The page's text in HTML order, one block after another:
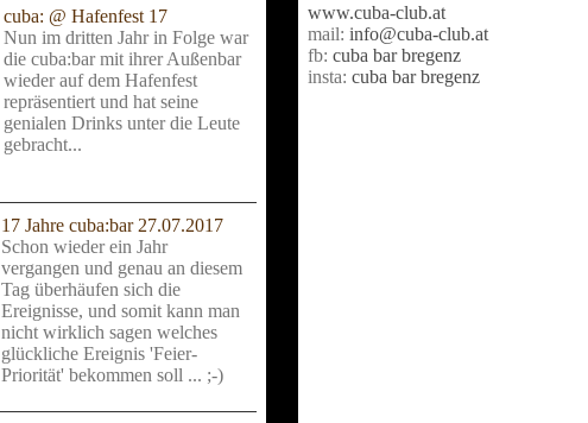
cuba: @ Hafenfest 17
Nun im dritten Jahr in Folge war
die cuba:bar mit ihrer Außenbar
wieder auf dem Hafenfest
repräsentiert und hat seine
genialen Drinks unter die Leute
gebracht...
17 Jahre cuba:bar 27.07.2017
Schon wieder ein Jahr
vergangen und genau an diesem
Tag überhäufen sich die
Ereignisse, und somit kann man
nicht wirklich sagen welches
glückliche Ereignis 'Feier-
Priorität' bekommen soll ... ;-)
www.cuba-club.at
mail: info@cuba-club.at
fb: cuba bar bregenz
insta: cuba bar bregenz